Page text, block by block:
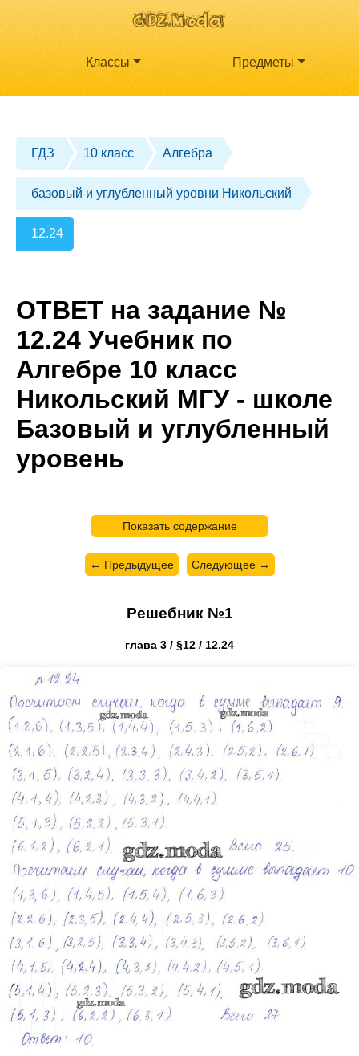
Классы Предметы
ГДЗ 10 класс Алгебра
базовый и углубленный уровни Никольский
12.24
ОТВЕТ на задание №
12.24 Учебник по
Алгебре 10 класс
Никольский МГУ - школе
Базовый и углубленный
уровень
Показать содержание
← Предыдущее Следующее →
Решебник №1
глава 3 / §12 / 12.24